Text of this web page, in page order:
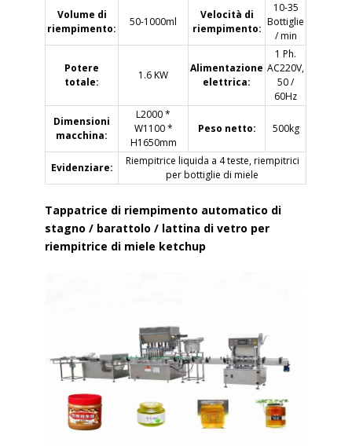
Volume di
riempimento:
50-1000ml
Velocità di
riempimento:
10-35
Bottiglie
/ min
Potere
totale:
1.6 KW
Alimentazione
elettrica:
1 Ph.
AC220V,
50 /
60Hz
Dimensioni
macchina:
L2000 *
W1100 *
H1650mm
Peso netto: 500kg
Evidenziare:
Riempitrice liquida a 4 teste, riempitrici
per bottiglie di miele
Tappatrice di riempimento automatico di
stagno / barattolo / lattina di vetro per
riempitrice di miele ketchup